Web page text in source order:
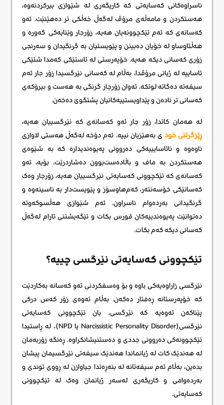
ناسراوەکانی کەسایەتی کە کاریگەری لە شێوازی بیرکردنەوە،
هەستکردن و مامەڵەی مرۆڤ لەگەڵ خەڵکی تر دەهێنێت. ئەو
کەسانەی کە ئەم تێکچوونەیان هەیە، زۆرجار وێنایەکی گەورە و
هەڵئاوساو لە خۆیان دەبینن و پێویستیان بە گرنگیدان و سەرنجی
زۆری کەسانی دیکە هەیە. خۆپەرستی لە ئاستێکی کەمدا شتێکی
ئاساییە لە ژیانی مرۆڤدا، بەڵام لە کەسانی نێرگسیدا زۆر جار ئەم
سیفەتە دەگاتە لوتکە. ئەوان زۆرجار گرنگی به هەست و بیرۆکەی
کەسانی تر نادەن و پێداویستییەکانیان پشتگوێ دەخەن.
لە هەمان کاتدا، زۆر جار ئەو کەسانەی کە نێرگسییان هەیە،
ڕێزگرتنی خود ی بەهێزیان نییە. ئەم دۆخە لەگەڵ هەستی لاوازی
ناوەوە و نائاسایییەکی دەروونی پەیوەندیدارە کە بە شێوەی
هەستکردن بە ماف و باڵادەست‌بوون دەشاردرێت. بۆیە، ئەو
کەسانەی کە تێکچوونی کەسایەتی نێرگسییان هەیە، زۆرجار وەک
کەسانێکی خۆسەنتەر، کەم‌هاوسۆز و پێویست‌دار بە ناسینەوە و
گرنگیدانی بەردەوام ناسراون. ئەم شێوازی هەڵسوکەوتە
دەتوانێت پەیوەندییەکان قورس بکات و تێگەیشتنی ئارام لەگەڵ
کەسانی دیکە کەم بکات.
تێکچوونی کەسایەتی نێرگسی چییە؟
نێرگسی زاراوەیەکی باوه و بۆ وەسفکردنی ئەو کەسانە بەکاردێت
کە خۆپەرستانە ڕەفتار دەکەن. بەڵام ئەوەی زۆر کەس درکی
پێناکەن ئەوەیە کە نێرگسی، یان تێکچوونی کەسایەتی
نێرگسی(Narcissistic Personality Disorder یا NPD)، لە ڕاستیدا
تێکچوونەکی دەروونی جددی و دەستنیشانکراوە. ڕەنگە زۆربەمان
لە هەندێک کات لە ژیانماندا هەندێک سیفەتی نێرگسیمان پیشان
بدەین، بەڵام ئەم سیفەتانە لە بنەڕەتدا جیاوازن لە ڕووی توندی و
بەردەوامی و کاریگەری لەسەر ژیانمان وەک لە تێکچوونی
کەسایەتی.